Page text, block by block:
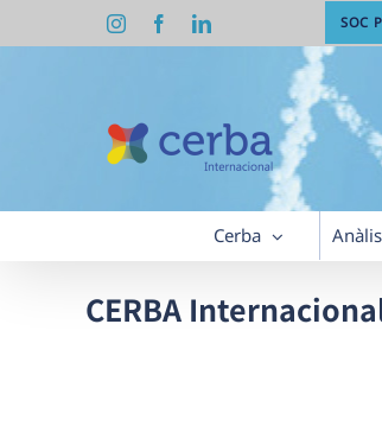
InstagramFacebookLinkedIn SOC
Cerba
CERBA